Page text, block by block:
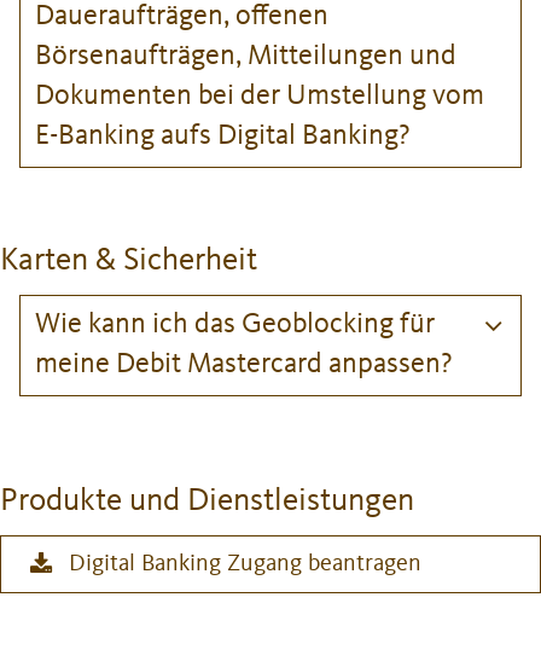
Daueraufträgen, offenen
Börsenaufträgen, Mitteilungen und
Dokumenten bei der Umstellung vom
E-Banking aufs Digital Banking?
Karten & Sicherheit
Wie kann ich das Geoblocking für
meine Debit Mastercard anpassen?
Produkte und Dienstleistungen
Digital Banking Zugang beantragen